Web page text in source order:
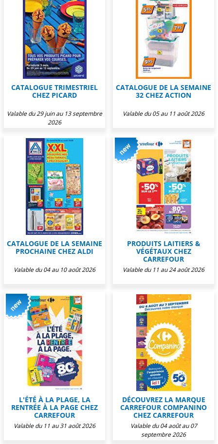
CATALOGUE TRIMESTRIEL
CHEZ PICARD
Valable du 29 juin au 13 septembre
2026
CATALOGUE DE LA SEMAINE
32 CHEZ ACTION
Valable du 05 au 11 août 2026
CATALOGUE DE LA SEMAINE
PROCHAINE CHEZ ALDI
Valable du 04 au 10 août 2026
PRODUITS LAITIERS &
VÉGÉTAUX CHEZ
CARREFOUR
Valable du 11 au 24 août 2026
L'ÉTÉ À LA PLAGE, LA
RENTRÉE À LA PAGE CHEZ
CARREFOUR
Valable du 11 au 31 août 2026
DÉCOUVREZ LA MARQUE
CARREFOUR COMPANINO
CHEZ CARREFOUR
Valable du 04 août au 07
septembre 2026